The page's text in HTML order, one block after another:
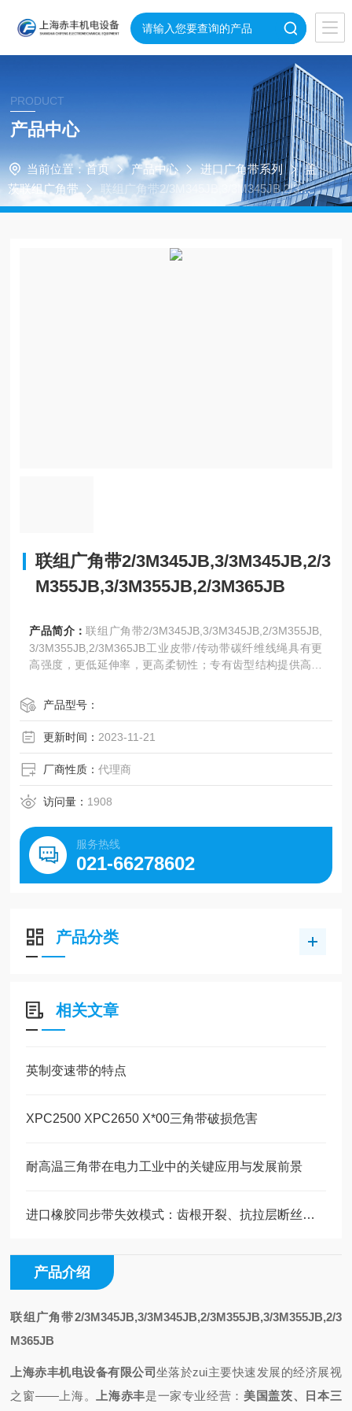
PRODUCT
产品中心
当前位置： 首页 产品中心 进口广角带系列
盖
茨联组广角带
联组广角带2/3M345JB,3/3M345JB,2/3M3
55JB,3/3M355JB,2/3M365JB
联组广角带2/3M345JB,3/3M345JB,2/3
M355JB,3/3M355JB,2/3M365JB
产品简介：联组广角带2/3M345JB,3/3M345JB,2/3M355JB,
3/3M355JB,2/3M365JB工业皮带/传动带碳纤维线绳具有更
高强度，更低延伸率，更高柔韧性；专有齿型结构提供高剪
产品型号：
更新时间： 2023-11-21
厂商性质：代理商
访问量： 1908
服务热线
021-66278602
产品分类
相关文章
英制变速带的特点
XPC2500 XPC2650 X*00三角带破损危害
耐高温三角带在电力工业中的关键应用与发展前景
进口橡胶同步带失效模式：齿根开裂、抗拉层断丝的原因与预防
产品介绍
联组广角带2/3M345JB,3/3M345JB,2/3M355JB,3/3M355JB,2/3
M365JB
上海赤丰机电设备有限公司坐落於zui主要快速发展的经济展视
之 窗——上海。 上海赤丰是一家专业经营 ： 美国盖茨、日本三